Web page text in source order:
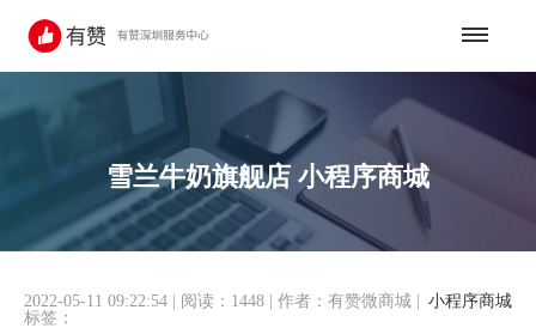
雪兰牛奶旗舰店 小程序商城
小程序商城
2022-05-11 09:22:54 阅读：1448 作者：有赞微商城
标签：